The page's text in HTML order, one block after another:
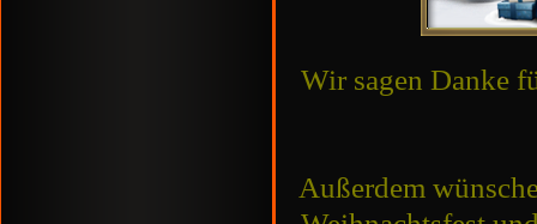
Wir sagen Danke
Außerdem